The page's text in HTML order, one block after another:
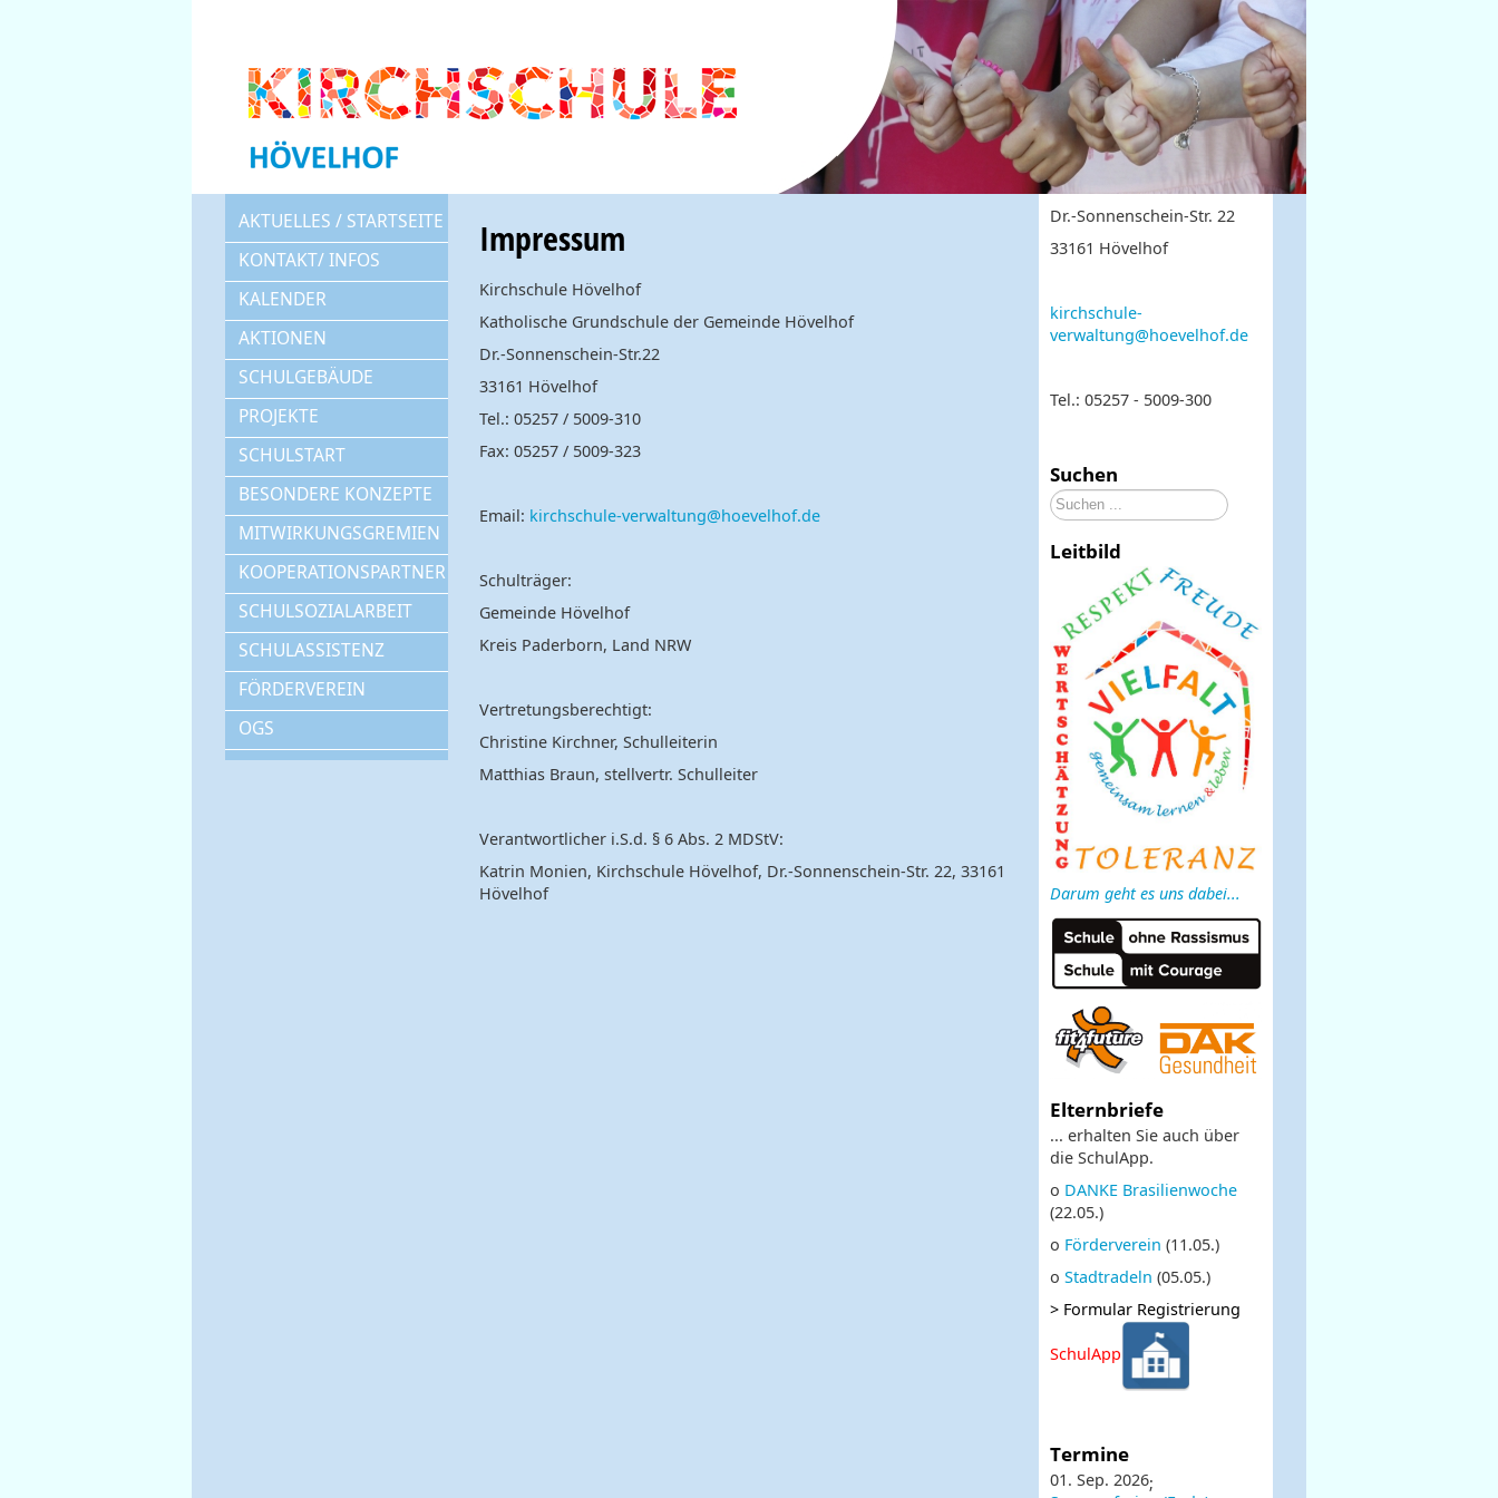
AKTUELLES / STARTSEITE
KONTAKT/ INFOS
KALENDER
AKTIONEN
SCHULGEBÄUDE
PROJEKTE
SCHULSTART
BESONDERE KONZEPTE
MITWIRKUNGSGREMIEN
KOOPERATIONSPARTNER
SCHULSOZIALARBEIT
SCHULASSISTENZ
FÖRDERVEREIN
OGS
Impressum
Kirchschule Hövelhof
Katholische Grundschule der Gemeinde Hövelhof
Dr.-Sonnenschein-Str.22
33161 Hövelhof
Tel.: 05257 / 5009-310
Fax: 05257 / 5009-323
Email: kirchschule-verwaltung@hoevelhof.de
Schulträger:
Gemeinde Hövelhof
Kreis Paderborn, Land NRW
Vertretungsberechtigt:
Christine Kirchner, Schulleiterin
Matthias Braun, stellvertr. Schulleiter
Verantwortlicher i.S.d. § 6 Abs. 2 MDStV:
Katrin Monien, Kirchschule Hövelhof, Dr.-Sonnenschein-Str. 22, 33161
Hövelhof
Dr.-Sonnenschein-Str. 22
33161 Hövelhof
kirchschule-
verwaltung@hoevelhof.de
Tel.: 05257 - 5009-300
Suchen
Suchen
...
Leitbild
Darum geht es uns dabei...
Elternbriefe
... erhalten Sie auch über
die SchulApp.
o DANKE Brasilienwoche
(22.05.)
o Förderverein (11.05.)
o Stadtradeln (05.05.)
> Formular Registrierung
SchulApp
Termine
01. Sep. 2026;